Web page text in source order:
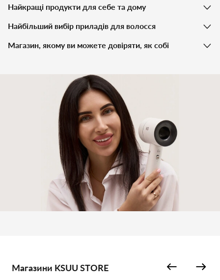
Найкращі продукти для себе та дому
Найбільший вибір приладів для волосся
Магазин, якому ви можете довіряти, як собі
Магазини KSUU STORE